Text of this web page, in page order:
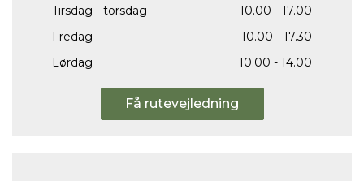
Tirsdag - torsdag
10.00 - 17.00
Fredag
10.00 - 17.30
Lørdag
10.00 - 14.00
Få rutevejledning